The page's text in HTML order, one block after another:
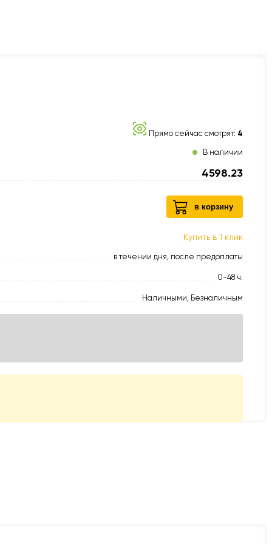
Прямо сейчас смотрят: 4
В наличии
4598.23
в корзину
Купить в 1 клик
в течении дня, после предоплаты
0-48 ч.
Наличными, Безналичным